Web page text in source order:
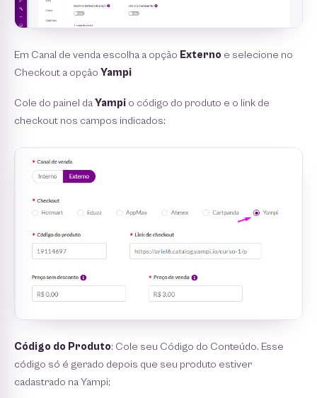
Em Canal de venda escolha a opção Externo e selecione no
Checkout a opção Yampi
Cole do painel daYampi o código do produto e o link de
checkout nos campos indicados:
Código do Produto: Cole seu Código do Conteúdo. Esse
código só é gerado depois que seu produto estiver
cadastrado na Yampi;